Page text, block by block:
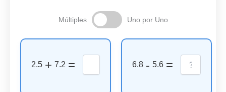
Múltiples Uno por Uno
2.5 + 7.2 = 6.8 - 5.6 =